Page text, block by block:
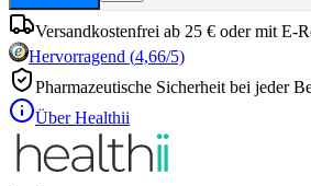
Versandkostenfrei ab 25 € oder mit E-
Hervorragend (4,66/5)
Pharmazeutische Sicherheit bei jeder
Über Healthii